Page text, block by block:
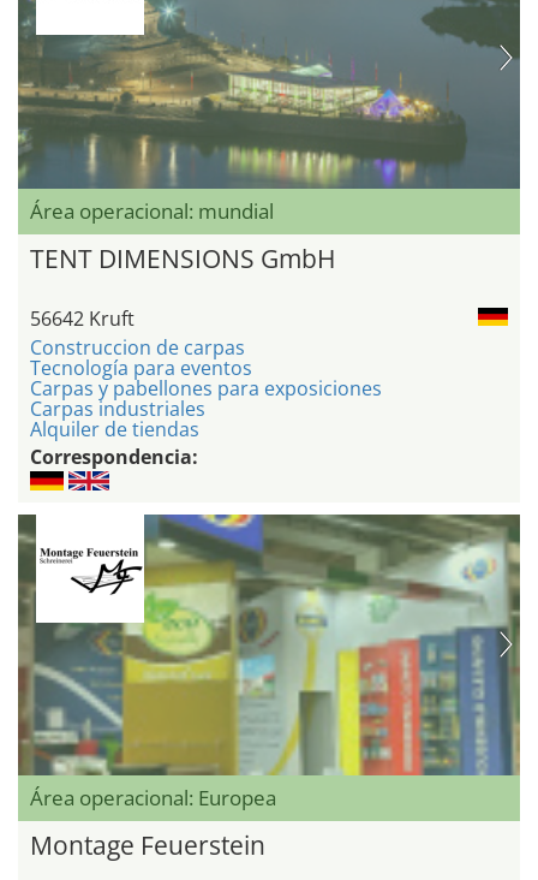
Área operacional: mundial
TENT DIMENSIONS GmbH
56642 Kruft
Construccion de carpas
Tecnología para eventos
Carpas y pabellones para exposiciones
Carpas industriales
Alquiler de tiendas
Correspondencia:
Área operacional: Europea
Montage Feuerstein